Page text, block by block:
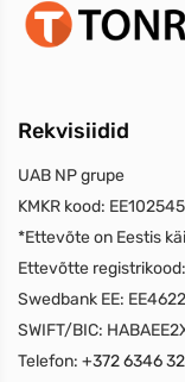
Rekvisiidid
UAB NP grupe
KMKR kood:
*Ettevõte on Eestis
Ettevõtte registrikood:
Swedbank EE:
SWIFT/BIC:
Telefon: +372 6346